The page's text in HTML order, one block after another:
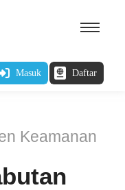
Masuk Daftar
Keamanan